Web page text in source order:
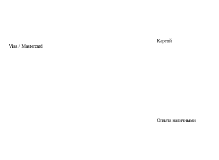
Картой
Visa / Mastercard
Оплата наличными